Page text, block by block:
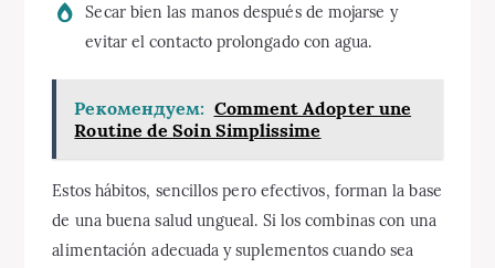
Secar bien las manos después de mojarse y
evitar el contacto prolongado con agua.
Рекомендуем: Comment Adopter une
Routine de Soin Simplissime
Estos hábitos, sencillos pero efectivos, forman la base
de una buena salud ungueal. Si los combinas con una
alimentación adecuada y suplementos cuando sea